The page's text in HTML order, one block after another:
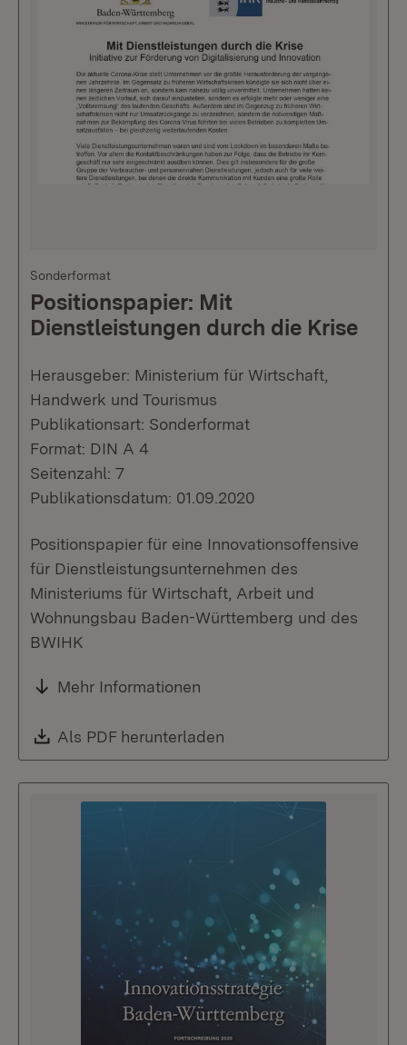
Sonderformat
Positionspapier: Mit
Dienstleistungen durch die Krise
Herausgeber: Ministerium für Wirtschaft,
Handwerk und Tourismus
Publikationsart: Sonderformat
Format: DIN A 4
Seitenzahl: 7
Publikationsdatum: 01.09.2020
Positionspapier für eine Innovationsoffensive
für Dienstleistungsunternehmen des
Ministeriums für Wirtschaft, Arbeit und
Wohnungsbau Baden-Württemberg und des
BWIHK
Mehr Informationen
Download:
Als PDF herunterladen